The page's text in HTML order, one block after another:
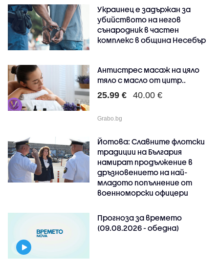
Украинец е задържан за
убийството на негов
сънародник в частен
комплекс в община Несебър
Антистрес масаж на цяло
тяло с масло от цитр..
25.99 € 40.00 €
Grabo.bg
Йотова: Славните флотски
традиции на България
намират продължение в
дръзновението на най-
младото попълнение от
военноморски офицери
Прогноза за времето
(09.08.2026 - обедна)